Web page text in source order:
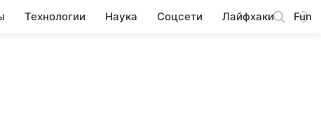
Технологии Наука Соцсети Лайфхаки Fun